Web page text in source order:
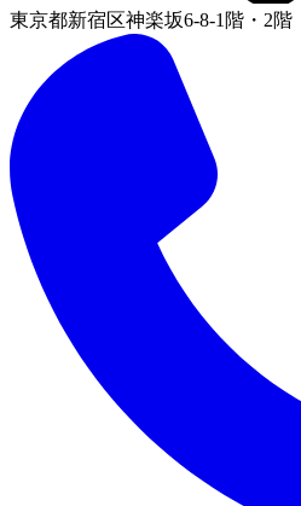
東京都新宿区神楽坂6-8-1階・2階